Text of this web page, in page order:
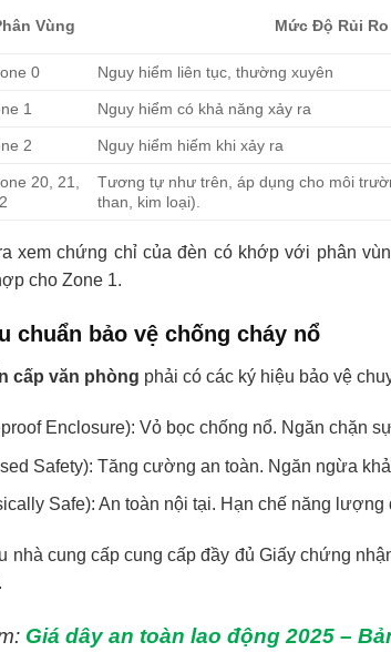
Vùng Mức Độ Rủi Ro
0 Nguy hiểm liên tục, thường xuyên
1 Nguy hiểm có khả năng xảy ra
2 Nguy hiểm hiếm khi xảy ra
20, 21,
Tương tự như trên, áp dụng cho môi
than, kim loại).
xem chứng chỉ của đèn có khớp với phân
cho Zone 1.
chuẩn bảo vệ chống cháy nổ
cấp văn phòng phải có các ký hiệu bảo vệ
Enclosure): Vỏ bọc chống nổ. Ngăn chặn
Safety): Tăng cường an toàn. Ngăn ngừa
Safe): An toàn nội tại. Hạn chế năng
nhà cung cấp cung cấp đầy đủ Giấy chứng
Giá dây an toàn lao động 2025 –